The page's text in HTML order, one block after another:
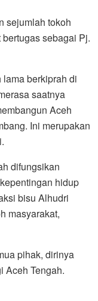
sejumlah tokoh
sebagai Pj.
berkiprah di
saatnya
Aceh
Ini merupakan
difungsikan
hidup
bisu Alhudri
masyarakat,
pihak, dirinya
Aceh Tengah.